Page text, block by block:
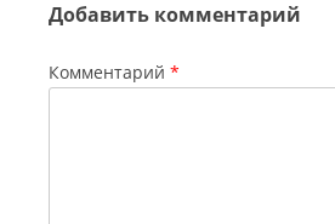
Добавить комментарий
Комментарий *